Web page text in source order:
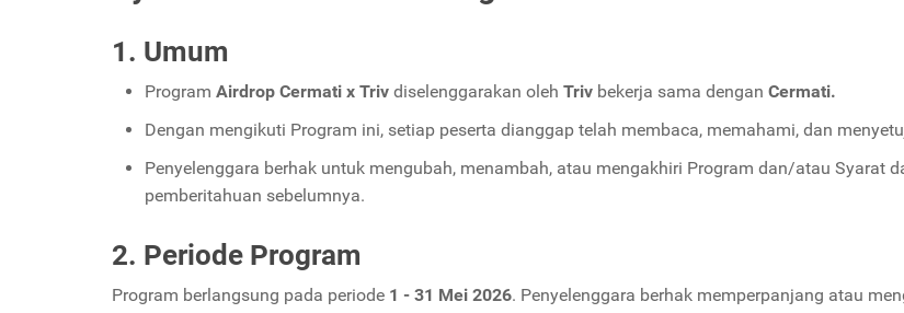
1. Umum
Program Airdrop Cermati x Triv diselenggarakan oleh Triv bekerja sama dengan Cermati.
Dengan mengikuti Program ini, setiap peserta dianggap telah membaca, memahami, dan
Penyelenggara berhak untuk mengubah, menambah, atau mengakhiri Program dan/atau Syarat
pemberitahuan sebelumnya.
2. Periode Program
Program berlangsung pada periode 1 - 31 Mei 2026. Penyelenggara berhak memperpanjang atau